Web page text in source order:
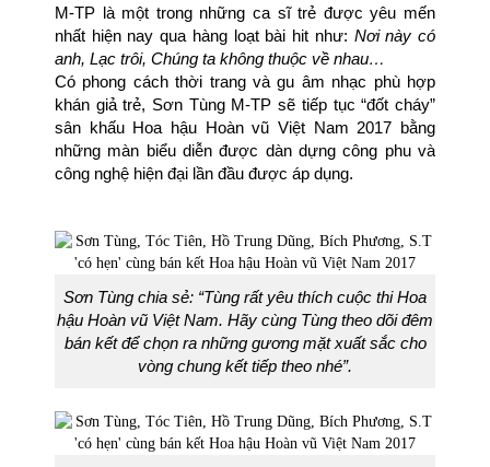
M-TP là một trong những ca sĩ trẻ được yêu mến
nhất hiện nay qua hàng loạt bài hit như: Nơi này có
anh, Lạc trôi, Chúng ta không thuộc về nhau…
Có phong cách thời trang và gu âm nhạc phù hợp
khán giả trẻ, Sơn Tùng M-TP sẽ tiếp tục “đốt cháy”
sân khấu Hoa hậu Hoàn vũ Việt Nam 2017 bằng
những màn biểu diễn được dàn dựng công phu và
công nghệ hiện đại lần đầu được áp dụng.
Sơn Tùng chia sẻ: “Tùng rất yêu thích cuộc thi Hoa
hậu Hoàn vũ Việt Nam. Hãy cùng Tùng theo dõi đêm
bán kết để chọn ra những gương mặt xuất sắc cho
vòng chung kết tiếp theo nhé”.